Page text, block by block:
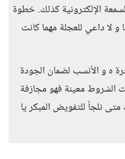
الإلكترونية كذلك. خطوة
لا داعي للعجلة مهما كانت
ه و الأنسب لضمان الجودة
الشروط معينة فهو مجازفة
نلجأ للتفويض المبكر يا